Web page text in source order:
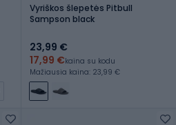
Vyriškos šlepetės Pitbull
Sampson black
23,99 €
17,99 €kaina su kodu
Mažiausia kaina: 23,99 €